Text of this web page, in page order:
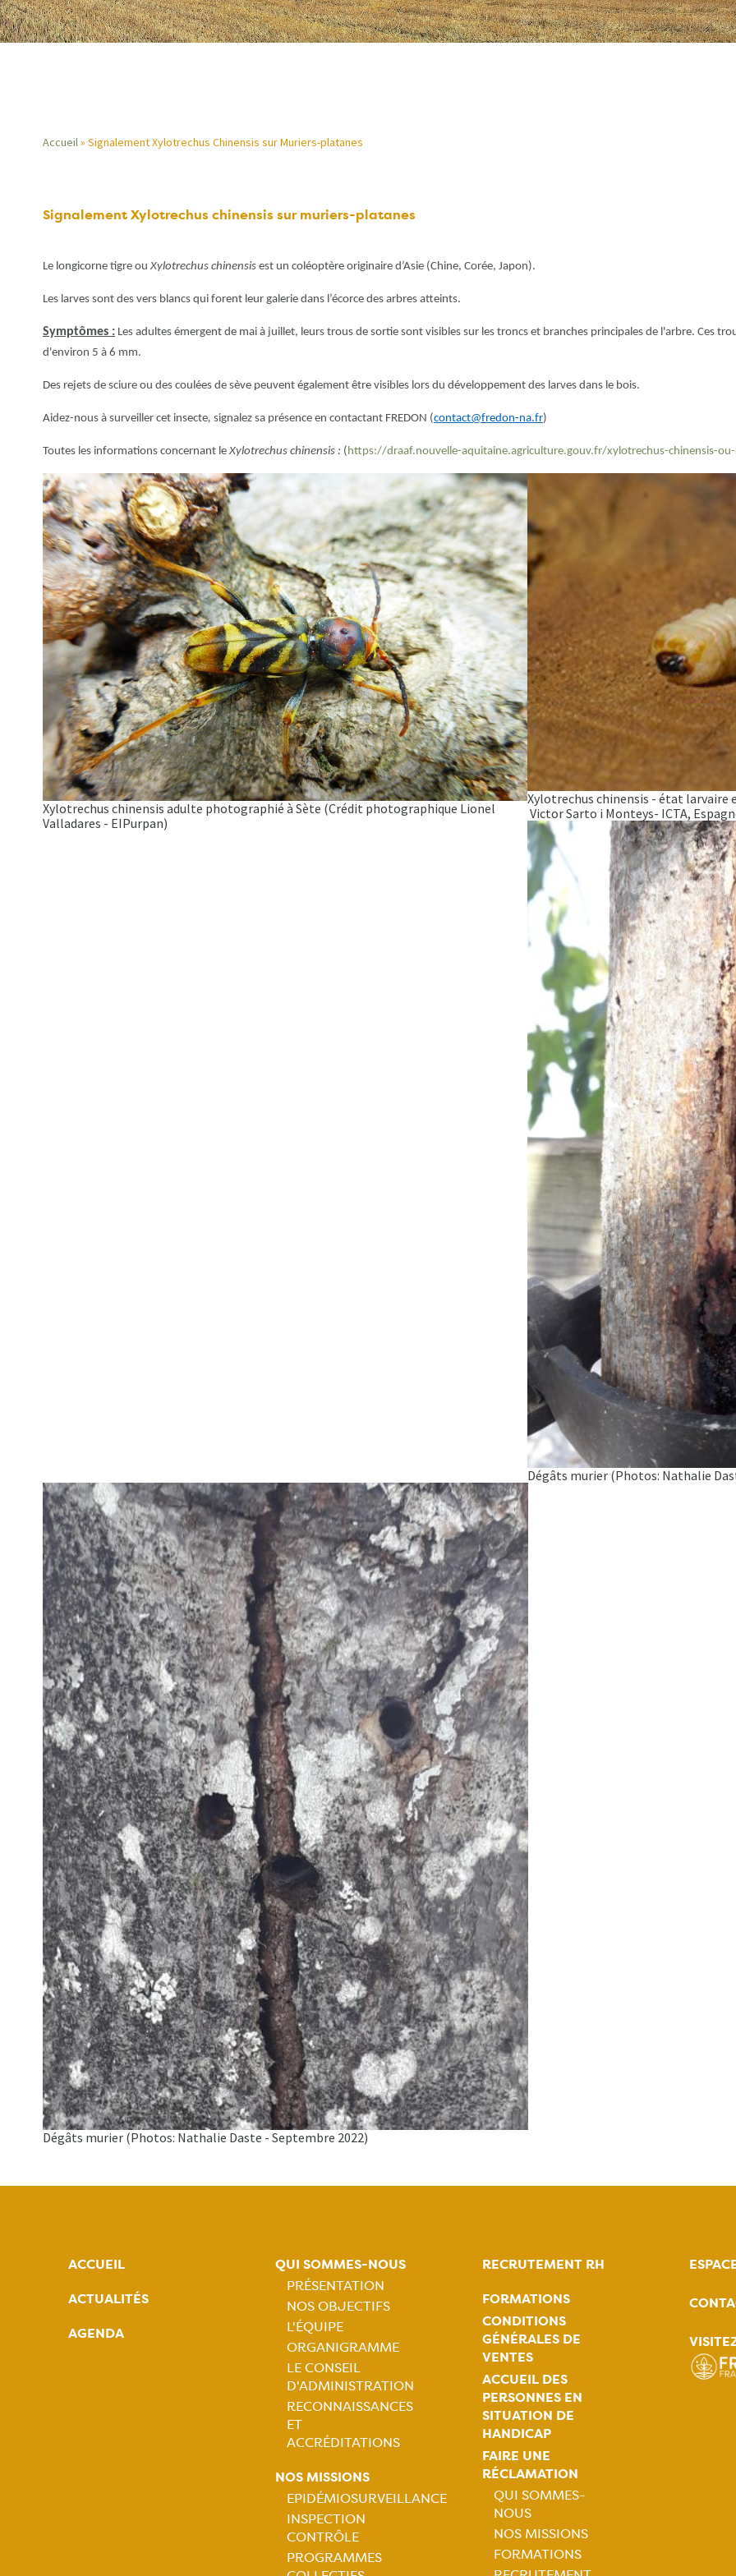
d'Ariane
Accueil Signalement Xylotrechus Chinensis sur Muriers-platanes
Signalement Xylotrechus chinensis sur muriers-platanes
Le longicorne tigre ou Xylotrechus chinensis est un coléoptère originaire d’Asie (Chine, Corée, Japon).
Les larves sont des vers blancs qui forent leur galerie dans l’écorce des arbres atteints.
Symptômes : Les adultes émergent de mai à juillet, leurs trous de sortie sont visibles sur les troncs et branches principales de l'arbre. Ces
d'environ 5 à 6 mm.
Des rejets de sciure ou des coulées de sève peuvent également être visibles lors du développement des larves dans le bois.
Aidez-nous à surveiller cet insecte, signalez sa présence en contactant FREDON (contact@fredon-na.fr)
Toutes les informations concernant le Xylotrechus chinensis : (https://draaf.nouvelle-aquitaine.agriculture.gouv.fr/xylotrechus-chinensis-
Xylotrechus chinensis adulte photographié à Sète (Crédit photographique Lionel
Valladares - EIPurpan)
Xylotrechus chinensis - état
Victor Sarto i Monteys- ICTA,
Dégâts murier (Photos: Nathalie
Dégâts murier (Photos: Nathalie Daste - Septembre 2022)
ACCUEIL
ACTUALITÉS
AGENDA
QUI SOMMES-NOUS
Navigation
principale
PRÉSENTATION
NOS OBJECTIFS
L'ÉQUIPE
ORGANIGRAMME
LE CONSEIL
D'ADMINISTRATION
RECONNAISSANCES
ET
ACCRÉDITATIONS
NOS MISSIONS
Navigation
EPIDÉMIOSURVEILLANCE
INSPECTION
CONTRÔLE
PROGRAMMES
RECRUTEMENT RH
FORMATIONS
CONDITIONS
GÉNÉRALES DE
VENTES
ACCUEIL DES
PERSONNES EN
SITUATION DE
HANDICAP
FAIRE UNE
RÉCLAMATION
Navigation
principale
QUI SOMMES-
NOUS
NOS MISSIONS
FORMATIONS